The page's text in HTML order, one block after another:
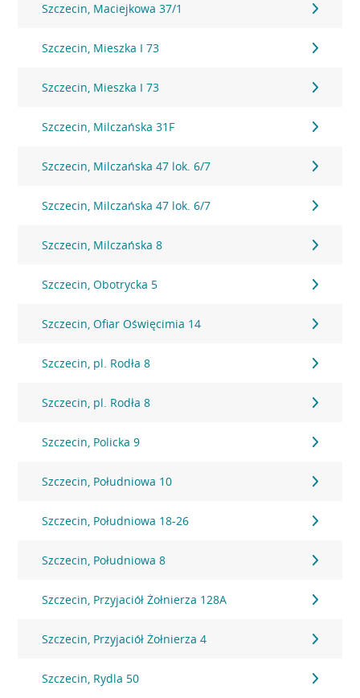
Szczecin, Maciejkowa 37/1
Szczecin, Mieszka I 73
Szczecin, Mieszka I 73
Szczecin, Milczańska 31F
Szczecin, Milczańska 47 lok. 6/7
Szczecin, Milczańska 47 lok. 6/7
Szczecin, Milczańska 8
Szczecin, Obotrycka 5
Szczecin, Ofiar Oświęcimia 14
Szczecin, pl. Rodła 8
Szczecin, pl. Rodła 8
Szczecin, Policka 9
Szczecin, Południowa 10
Szczecin, Południowa 18-26
Szczecin, Południowa 8
Szczecin, Przyjaciół Żołnierza 128A
Szczecin, Przyjaciół Żołnierza 4
Szczecin, Rydla 50